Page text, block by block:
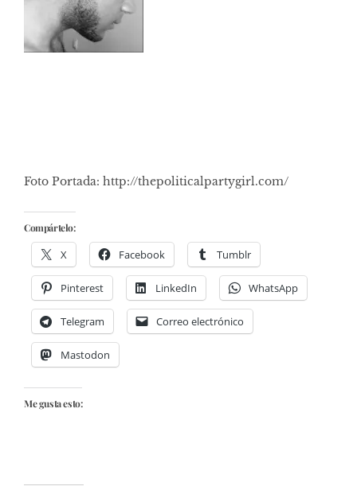
Foto Portada: http://thepoliticalpartygirl.com/
Compártelo:
X Facebook Tumblr
Pinterest LinkedIn WhatsApp
Telegram Correo electrónico
Mastodon
Me gusta esto: